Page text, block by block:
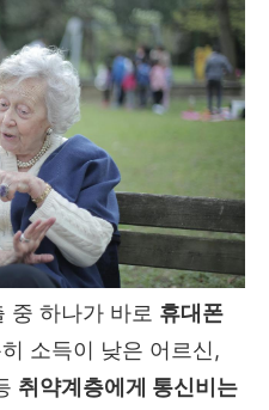
중 하나가 바로 휴대폰
소득이 낮은 어르신,
취약계층에게 통신비는